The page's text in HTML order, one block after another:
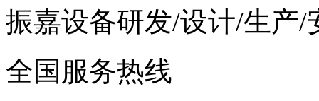
振嘉设备研发/设计/生产/
全国服务热线